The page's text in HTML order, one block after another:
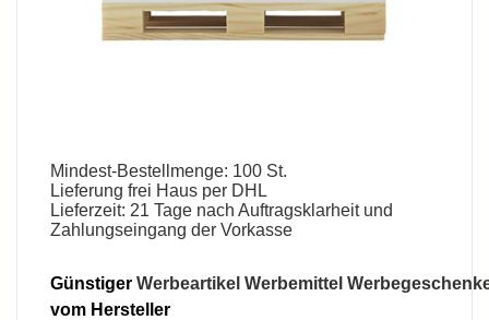
Mindest-Bestellmenge: 100 St.
Lieferung frei Haus per DHL
Lieferzeit: 21 Tage nach Auftragsklarheit und
Zahlungseingang der Vorkasse
Günstiger Werbeartikel Werbemittel
vom Hersteller